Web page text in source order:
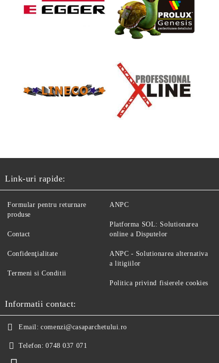
Link-uri rapide:
Formular pentru returnare
produse
Contact
Confidenţialitate
Termeni si Conditii
ANPC
Platforma SOL: Solutionarea
online a Disputelor
ANPC - Solutionarea alternativa
a litigiilor
Politica privind fisierele cookies
Informatii contact:
Email: comenzi@casaparchetului.ro
Telefon: 0748 037 071